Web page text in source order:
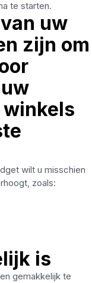
te starten.
uw
zijn om
wilt u misschien
zoals:
is
gemakkelijk te